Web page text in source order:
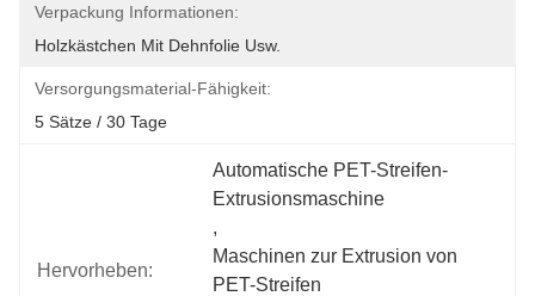
Verpackung Informationen:
Holzkästchen Mit Dehnfolie Usw.
Versorgungsmaterial-Fähigkeit:
5 Sätze / 30 Tage
Hervorheben:
Automatische PET-Streifen-
Extrusionsmaschine
,
Maschinen zur Extrusion von
PET-Streifen